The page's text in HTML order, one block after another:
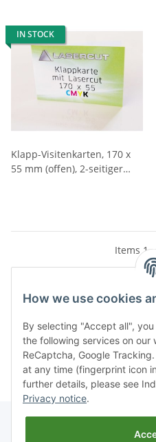
IN STOCK
Klapp-Visitenkarten, 170 x
55 mm (offen), 2-seitiger
Items 1
How we use cookies
By selecting "Accept all",
the following services on our
ReCaptcha, Google
at any time (fingerprint icon
further details, please see
Privacy notice.
Kategorien
Information